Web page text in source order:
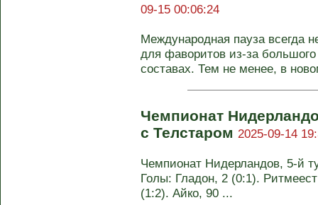
09-15 00:06:24
Международная пауза всегда
для фаворитов из-за
составах. Тем не менее, в
Чемпионат
с Телстаром 2025-09-14
Чемпионат Нидерландов, 5-й
Голы: Гладон, 2 (0:1).
(1:2). Айко, 90 ...